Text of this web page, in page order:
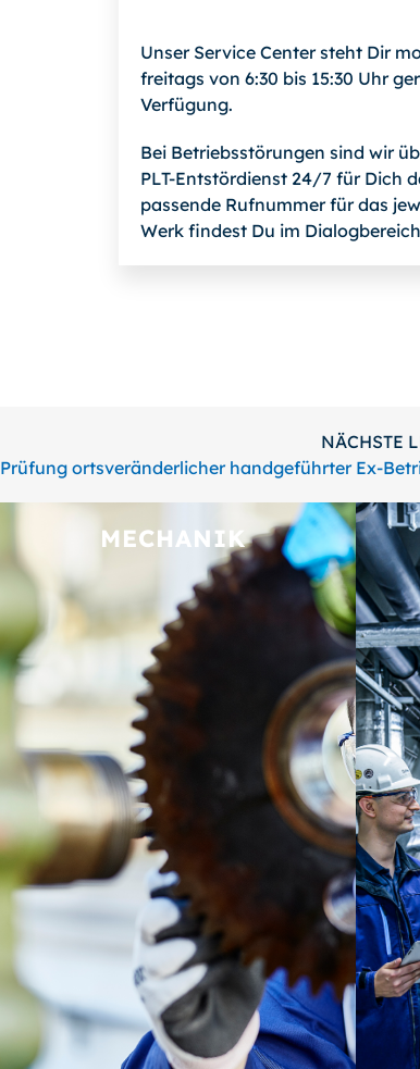
Unser Service Center steht Dir
freitags von 6:30 bis 15:30 Uhr
Verfügung.
Bei Betriebsstörungen sind wir
PLT-Entstördienst 24/7 für Dich
passende Rufnummer für das
Werk findest Du im
NÄCHSTE
Prüfung ortsveränderlicher handgeführter Ex-
MECHANIK